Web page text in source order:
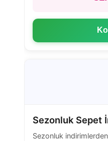
Sezonluk Sepet
Sezonluk